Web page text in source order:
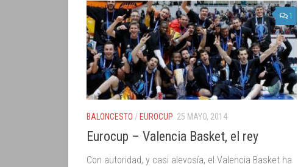
1
BALONCESTO / EUROCUP 25 MAYO, 2014
Eurocup – Valencia Basket, el rey
Con autoridad, y casi alevosía, el Valencia Basket ha